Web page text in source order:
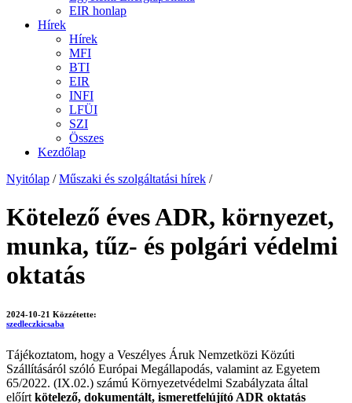
EIR honlap
Hírek
Hírek
MFI
BTI
EIR
INFI
LFÜI
SZI
Összes
Kezdőlap
Nyitólap / Műszaki és szolgáltatási hírek /
Kötelező éves ADR, környezet,
munka, tűz- és polgári védelmi
oktatás
2024-10-21 Közzétette:
szedleczkicsaba
Tájékoztatom, hogy a Veszélyes Áruk Nemzetközi Közúti
Szállításáról szóló Európai Megállapodás, valamint az Egyetem
65/2022. (IX.02.) számú Környezetvédelmi Szabályzata által
előírt kötelező, dokumentált, ismeretfelújító ADR oktatás